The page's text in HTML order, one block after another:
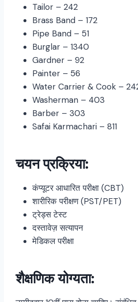
Tailor – 242
Brass Band – 172
Pipe Band – 51
Burglar – 1340
Gardner – 92
Painter – 56
Water Carrier & Cook –
Washerman – 403
Barber – 303
Safai Karmachari – 811
चयन प्रक्रिया:
कंप्यूटर आधारित परीक्षा (CBT)
शारीरिक परीक्षण (PST/PET)
ट्रेड्स टेस्ट
दस्तावेज़ सत्यापन
मेडिकल परीक्षा
शैक्षणिक योग्यता: